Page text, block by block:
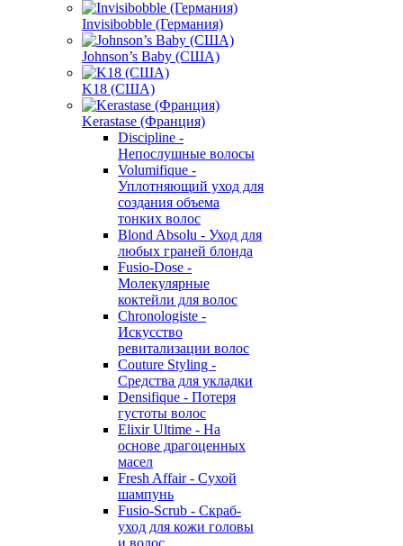
Invisibobble (Германия)
Johnson’s Baby (США)
K18 (США)
Kerastase (Франция)
Discipline -
Непослушные волосы
Volumifique -
Уплотняющий уход для
создания объема
тонких волос
Blond Absolu - Уход для
любых граней блонда
Fusio-Dose -
Молекулярные
коктейли для волос
Chronologiste -
Искусство
ревитализации волос
Couture Styling -
Средства для укладки
Densifique - Потеря
густоты волос
Elixir Ultime - На
основе драгоценных
масел
Fresh Affair - Сухой
шампунь
Fusio-Scrub - Скраб-
уход для кожи головы
и волос